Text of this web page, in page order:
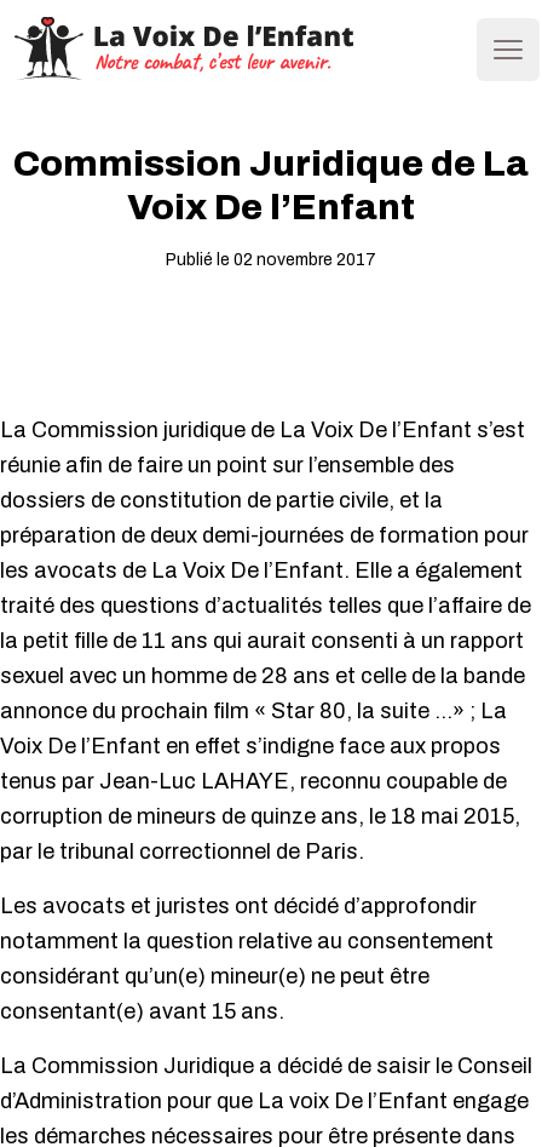
Commission Juridique de La
Voix De l’Enfant
Publié le 02 novembre 2017
La Commission juridique de La Voix De l’Enfant s’est
réunie afin de faire un point sur l’ensemble des
dossiers de constitution de partie civile, et la
préparation de deux demi-journées de formation pour
les avocats de La Voix De l’Enfant. Elle a également
traité des questions d’actualités telles que l’affaire de
la petit fille de 11 ans qui aurait consenti à un rapport
sexuel avec un homme de 28 ans et celle de la bande
annonce du prochain film « Star 80, la suite …» ; La
Voix De l’Enfant en effet s’indigne face aux propos
tenus par Jean-Luc LAHAYE, reconnu coupable de
corruption de mineurs de quinze ans, le 18 mai 2015,
par le tribunal correctionnel de Paris.
Les avocats et juristes ont décidé d’approfondir
notamment la question relative au consentement
considérant qu’un(e) mineur(e) ne peut être
consentant(e) avant 15 ans.
La Commission Juridique a décidé de saisir le Conseil
d’Administration pour que La voix De l’Enfant engage
les démarches nécessaires pour être présente dans